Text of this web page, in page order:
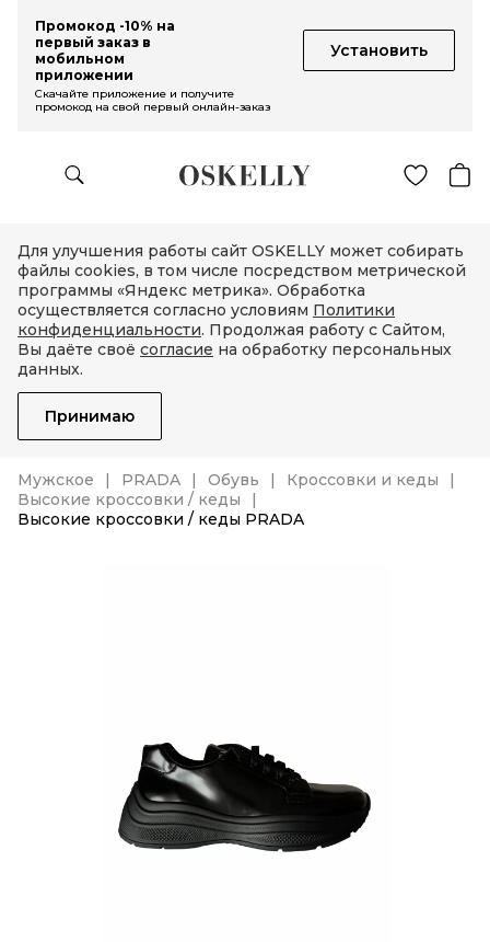
Промокод -10% на
первый заказ в
мобильном
приложении
Установить
Скачайте приложение и получите
промокод на свой первый онлайн-заказ
Для улучшения работы сайт OSKELLY может собирать
файлы cookies, в том числе посредством метрической
программы «Яндекс метрика». Обработка
осуществляется согласно условиям Политики
конфиденциальности. Продолжая работу с Сайтом,
Вы даёте своё согласие на обработку персональных
данных.
Принимаю
Мужское PRADA Обувь
Кроссовки и кеды
Высокие кроссовки / кеды
Высокие кроссовки / кеды PRADA